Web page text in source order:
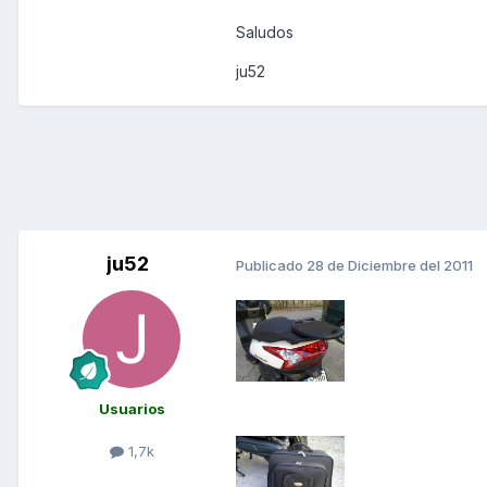
Saludos
ju52
ju52
Usuarios
1,7k
Publicado 28 de Diciembre del 2011